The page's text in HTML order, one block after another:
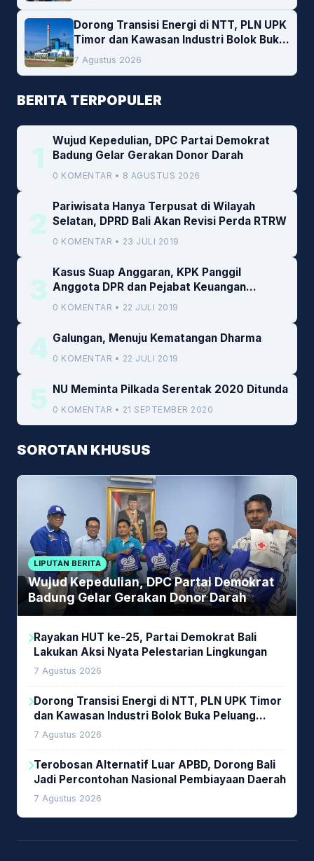
Dorong Transisi Energi di NTT, PLN UPK
Timor dan Kawasan Industri Bolok Buka
Peluang Investasi Woodchip untuk
Cofiring PLTU Bolok
7 Agustus 2026
BERITA TERPOPULER
1
Wujud Kepedulian, DPC Partai Demokrat
Badung Gelar Gerakan Donor Darah
0 KOMENTAR • 8 AGUSTUS 2026
2
Pariwisata Hanya Terpusat di Wilayah
Selatan, DPRD Bali Akan Revisi Perda RTRW
0 KOMENTAR • 23 JULI 2019
3
Kasus Suap Anggaran, KPK Panggil
Anggota DPR dan Pejabat Keuangan
Kemenkeu
0 KOMENTAR • 22 JULI 2019
4 Galungan, Menuju Kematangan Dharma
0 KOMENTAR • 22 JULI 2019
5 NU Meminta Pilkada Serentak 2020 Ditunda
0 KOMENTAR • 21 SEPTEMBER 2020
SOROTAN KHUSUS
LIPUTAN BERITA
Wujud Kepedulian, DPC Partai Demokrat
Badung Gelar Gerakan Donor Darah
Rayakan HUT ke-25, Partai Demokrat Bali
Lakukan Aksi Nyata Pelestarian Lingkungan
7 Agustus 2026
Dorong Transisi Energi di NTT, PLN UPK Timor
dan Kawasan Industri Bolok Buka Peluang
Investasi Woodchip untuk Cofiring PLTU Bolok
7 Agustus 2026
Terobosan Alternatif Luar APBD, Dorong Bali
Jadi Percontohan Nasional Pembiayaan Daerah
7 Agustus 2026